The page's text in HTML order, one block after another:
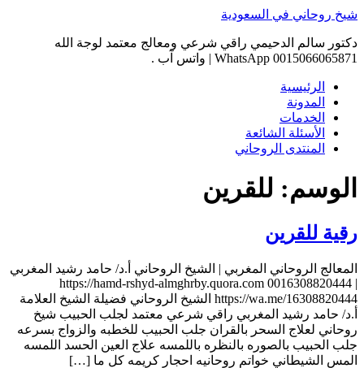
Skip
content
شيخ روحاني في السعودية
دكتور سالم الدحيمي راقي شرعي ومعالج معتمد لوجة الله
0015066065871 WhatsApp | واتس آب .
الرئيسية
المدونة
الخدمات
الأسئلة الشائعة
المنتدى الروحاني
الوسم: للقرين
رقية للقرين
المعالج الروحاني المغربي | الشيخ الروحاني أ.د/ حامد رشيد المغربي
| 0016308820444 https://hamd-rshyd-almghrby.quora.com
https://wa.me/16308820444 الشيخ الروحاني فضيلة الشيخ العلامة
أ.د/ حامد رشيد المغربي راقي شرعي معتمد لجلب الحبيب شيخ
روحاني لعلاج السحر بالقران جلب الحبيب للخطبه والزواج بسرعه
جلب الحبيب بالصوره بالنظره باللمسه علاج العين الحسد اللمسه
المس الشيطاني خواتم روحانيه احجار كريمه كل ما […]